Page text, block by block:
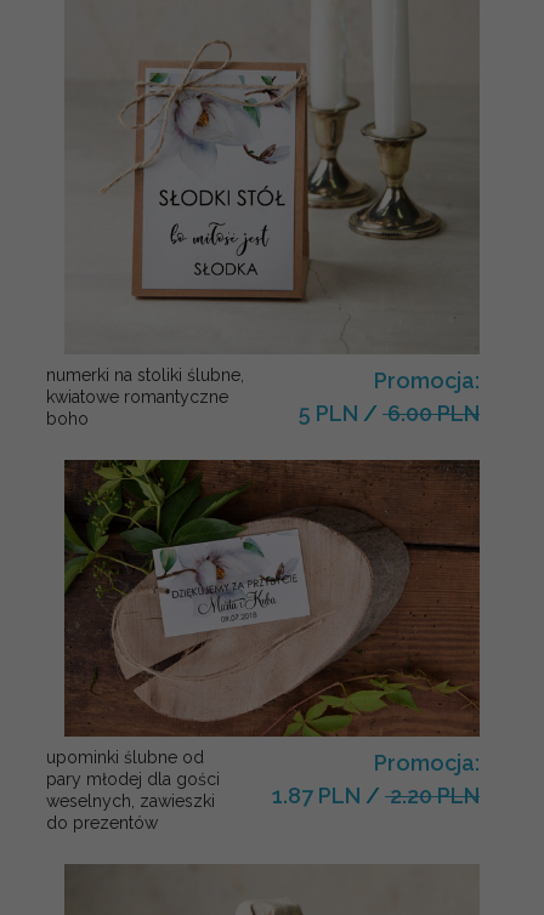
numerki na stoliki ślubne,
kwiatowe romantyczne
boho
Promocja:
5 PLN / 6.00 PLN
upominki ślubne od
pary młodej dla gości
weselnych, zawieszki
do prezentów
Promocja:
1.87 PLN / 2.20 PLN